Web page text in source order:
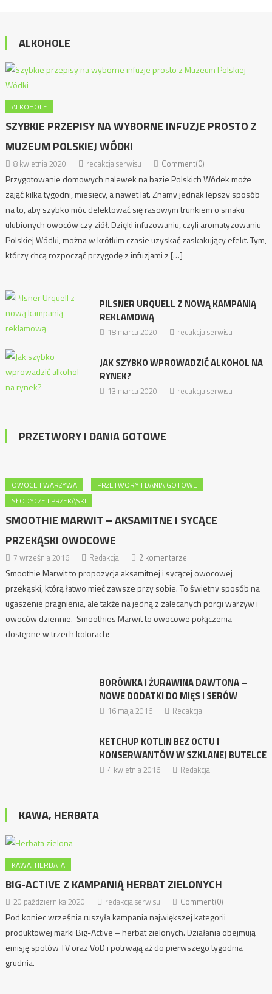
ALKOHOLE
ALKOHOLE
SZYBKIE PRZEPISY NA WYBORNE INFUZJE PROSTO Z
MUZEUM POLSKIEJ WÓDKI
8 kwietnia 2020 redakcja serwisu Comment(0)
Przygotowanie domowych nalewek na bazie Polskich Wódek może
zająć kilka tygodni, miesięcy, a nawet lat. Znamy jednak lepszy sposób
na to, aby szybko móc delektować się rasowym trunkiem o smaku
ulubionych owoców czy ziół. Dzięki infuzowaniu, czyli aromatyzowaniu
Polskiej Wódki, można w krótkim czasie uzyskać zaskakujący efekt. Tym,
którzy chcą rozpocząć przygodę z infuzjami z […]
PILSNER URQUELL Z NOWĄ KAMPANIĄ
REKLAMOWĄ
18 marca 2020 redakcja serwisu
JAK SZYBKO WPROWADZIĆ ALKOHOL NA
RYNEK?
13 marca 2020 redakcja serwisu
PRZETWORY I DANIA GOTOWE
OWOCE I WARZYWA
PRZETWORY I DANIA GOTOWE
SŁODYCZE I PRZEKĄSKI
SMOOTHIE MARWIT – AKSAMITNE I SYCĄCE
PRZEKĄSKI OWOCOWE
7 września 2016 Redakcja 2 komentarze
Smoothie Marwit to propozycja aksamitnej i sycącej owocowej
przekąski, którą łatwo mieć zawsze przy sobie. To świetny sposób na
ugaszenie pragnienia, ale także na jedną z zalecanych porcji warzyw i
owoców dziennie. Smoothies Marwit to owocowe połączenia
dostępne w trzech kolorach:
BORÓWKA I ŻURAWINA DAWTONA –
NOWE DODATKI DO MIĘS I SERÓW
16 maja 2016 Redakcja
KETCHUP KOTLIN BEZ OCTU I
KONSERWANTÓW W SZKLANEJ BUTELCE
4 kwietnia 2016 Redakcja
KAWA, HERBATA
KAWA, HERBATA
BIG-ACTIVE Z KAMPANIĄ HERBAT ZIELONYCH
20 października 2020 redakcja serwisu Comment(0)
Pod koniec września ruszyła kampania największej kategorii
produktowej marki Big-Active – herbat zielonych. Działania obejmują
emisję spotów TV oraz VoD i potrwają aż do pierwszego tygodnia
grudnia.